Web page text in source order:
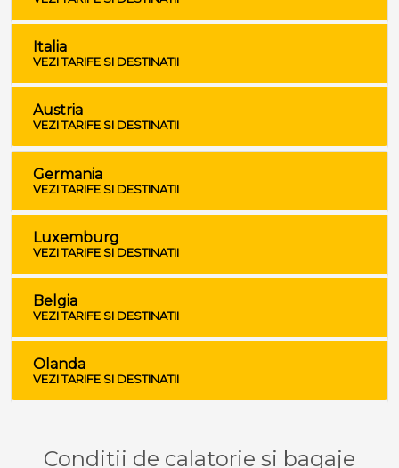
Italia
VEZI TARIFE SI DESTINATII
Austria
VEZI TARIFE SI DESTINATII
Germania
VEZI TARIFE SI DESTINATII
Luxemburg
VEZI TARIFE SI DESTINATII
Belgia
VEZI TARIFE SI DESTINATII
Olanda
VEZI TARIFE SI DESTINATII
Conditii de calatorie si bagaje